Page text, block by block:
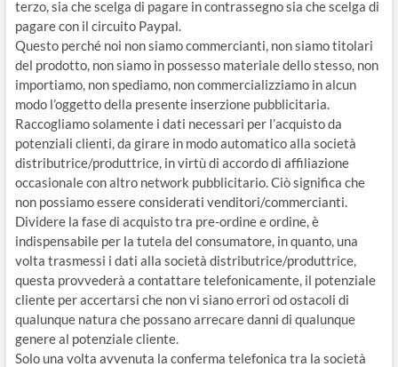
terzo, sia che scelga di pagare in contrassegno sia che scelga di
pagare con il circuito Paypal.
Questo perché noi non siamo commercianti, non siamo titolari
del prodotto, non siamo in possesso materiale dello stesso, non
importiamo, non spediamo, non commercializziamo in alcun
modo l’oggetto della presente inserzione pubblicitaria.
Raccogliamo solamente i dati necessari per l’acquisto da
potenziali clienti, da girare in modo automatico alla società
distributrice/produttrice, in virtù di accordo di affiliazione
occasionale con altro network pubblicitario. Ciò significa che
non possiamo essere considerati venditori/commercianti.
Dividere la fase di acquisto tra pre-ordine e ordine, è
indispensabile per la tutela del consumatore, in quanto, una
volta trasmessi i dati alla società distributrice/produttrice,
questa provvederà a contattare telefonicamente, il potenziale
cliente per accertarsi che non vi siano errori od ostacoli di
qualunque natura che possano arrecare danni di qualunque
genere al potenziale cliente.
Solo una volta avvenuta la conferma telefonica tra la società